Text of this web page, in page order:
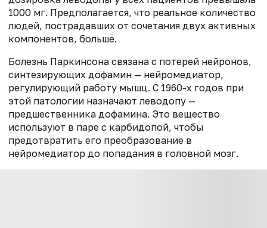
1000 мг. Предполагается, что реальное количество
людей, пострадавших от сочетания двух активных
компонентов, больше.
Болезнь Паркинсона связана с потерей нейронов,
синтезирующих дофамин — нейромедиатор,
регулирующий работу мышц. С 1960-х годов при
этой патологии назначают леводопу —
предшественника дофамина. Это вещество
используют в паре с карбидопой, чтобы
предотвратить его преобразование в
нейромедиатор до попадания в головной мозг.